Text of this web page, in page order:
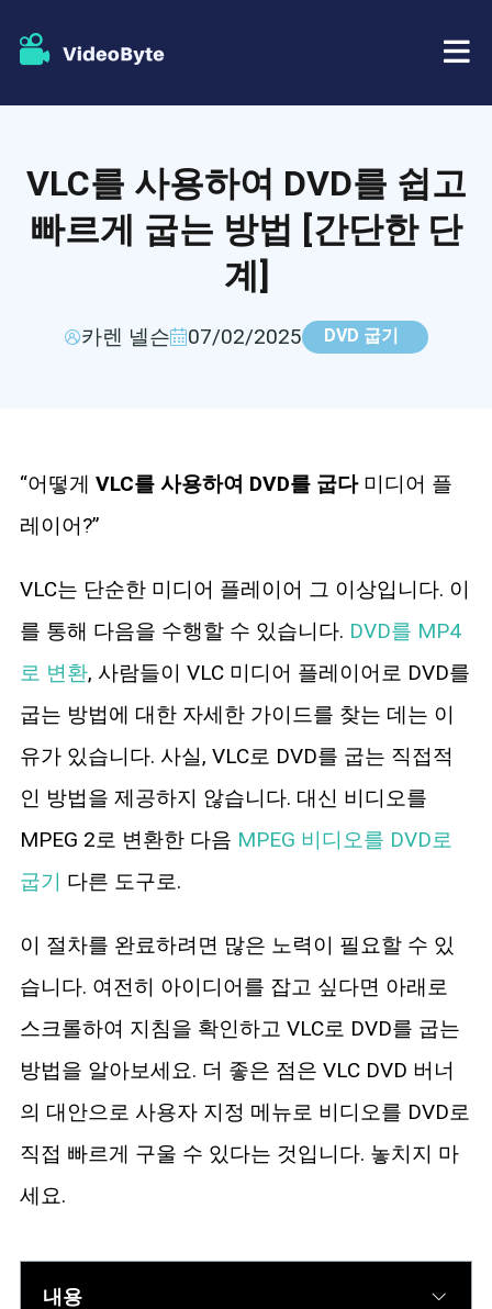
BD-DVD 리퍼
블루레이 플레이어
가게
VLC를 사용하여 DVD를 쉽고
빠르게 굽는 방법 [간단한 단
계]
카렌 넬슨 07/02/2025 DVD 굽기
“어떻게 VLC를 사용하여 DVD를 굽다미디어 플
레이어?”
VLC는 단순한 미디어 플레이어 그 이상입니다. 이
를 통해 다음을 수행할 수 있습니다. DVD를 MP4
로 변환, 사람들이 VLC 미디어 플레이어로 DVD를
굽는 방법에 대한 자세한 가이드를 찾는 데는 이
유가 있습니다. 사실, VLC로 DVD를 굽는 직접적
인 방법을 제공하지 않습니다. 대신 비디오를
MPEG 2로 변환한 다음 MPEG 비디오를 DVD로
굽기 다른 도구로.
이 절차를 완료하려면 많은 노력이 필요할 수 있
습니다. 여전히 아이디어를 잡고 싶다면 아래로
스크롤하여 지침을 확인하고 VLC로 DVD를 굽는
방법을 알아보세요. 더 좋은 점은 VLC DVD 버너
의 대안으로 사용자 지정 메뉴로 비디오를 DVD로
직접 빠르게 구울 수 있다는 것입니다. 놓치지 마
세요.
내용